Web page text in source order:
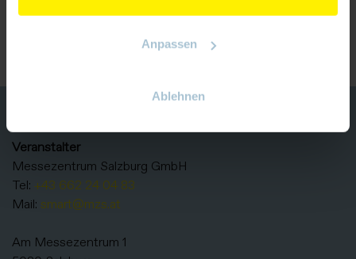
Anpassen
Ablehnen
Veranstalter
Messezentrum Salzburg GmbH
Tel: +43 662 24 04 83
Mail: smart@mzs.at
Am Messezentrum 1